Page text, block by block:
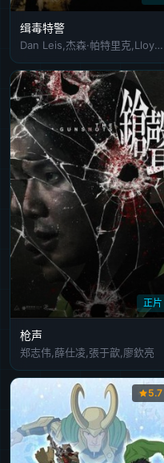
缉毒特警
Dan Leis,杰森·帕特里克,Lloyd Adams
正片
枪声
郑志伟,薛仕凌,張于歆,廖欽亮
5.7